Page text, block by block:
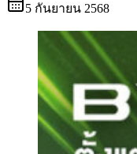
5 กันยายน 2568